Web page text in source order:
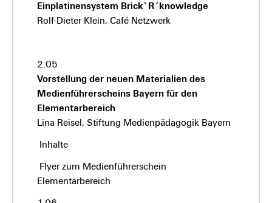
Einplatinensystem Brick`R´knowledge
Rolf-Dieter Klein, Café Netzwerk
2.05
Vorstellung der neuen Materialien des
Medienführerscheins Bayern für den
Elementarbereich
Lina Reisel, Stiftung Medienpädagogik Bayern
Inhalte
Flyer zum Medienführerschein
Elementarbereich